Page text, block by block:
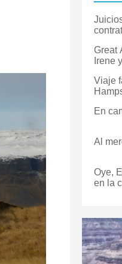
Great
Irene
Viaje
En
Al
Oye,
en la